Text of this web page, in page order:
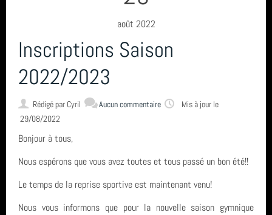
BENEVOLAT
COTISATIONS
ACCES BUREAU
août 2022
Inscriptions Saison
2022/2023
Rédigé par Cyril Aucun commentaire
Mis à jour le
29/08/2022
Bonjour à tous,
Nous espérons que vous avez toutes et tous passé un bon été!!
Le temps de la reprise sportive est maintenant venu!
Nous vous informons que pour la nouvelle saison gymnique